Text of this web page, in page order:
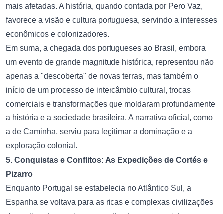
mais afetadas. A história, quando contada por Pero Vaz,
favorece a visão e cultura portuguesa, servindo a interesses
econômicos e colonizadores.
Em suma, a chegada dos portugueses ao Brasil, embora
um evento de grande magnitude histórica, representou não
apenas a "descoberta" de novas terras, mas também o
início de um processo de intercâmbio cultural, trocas
comerciais e transformações que moldaram profundamente
a história e a sociedade brasileira. A narrativa oficial, como
a de Caminha, serviu para legitimar a dominação e a
exploração colonial.
5. Conquistas e Conflitos: As Expedições de Cortés e
Pizarro
Enquanto Portugal se estabelecia no Atlântico Sul, a
Espanha se voltava para as ricas e complexas civilizações